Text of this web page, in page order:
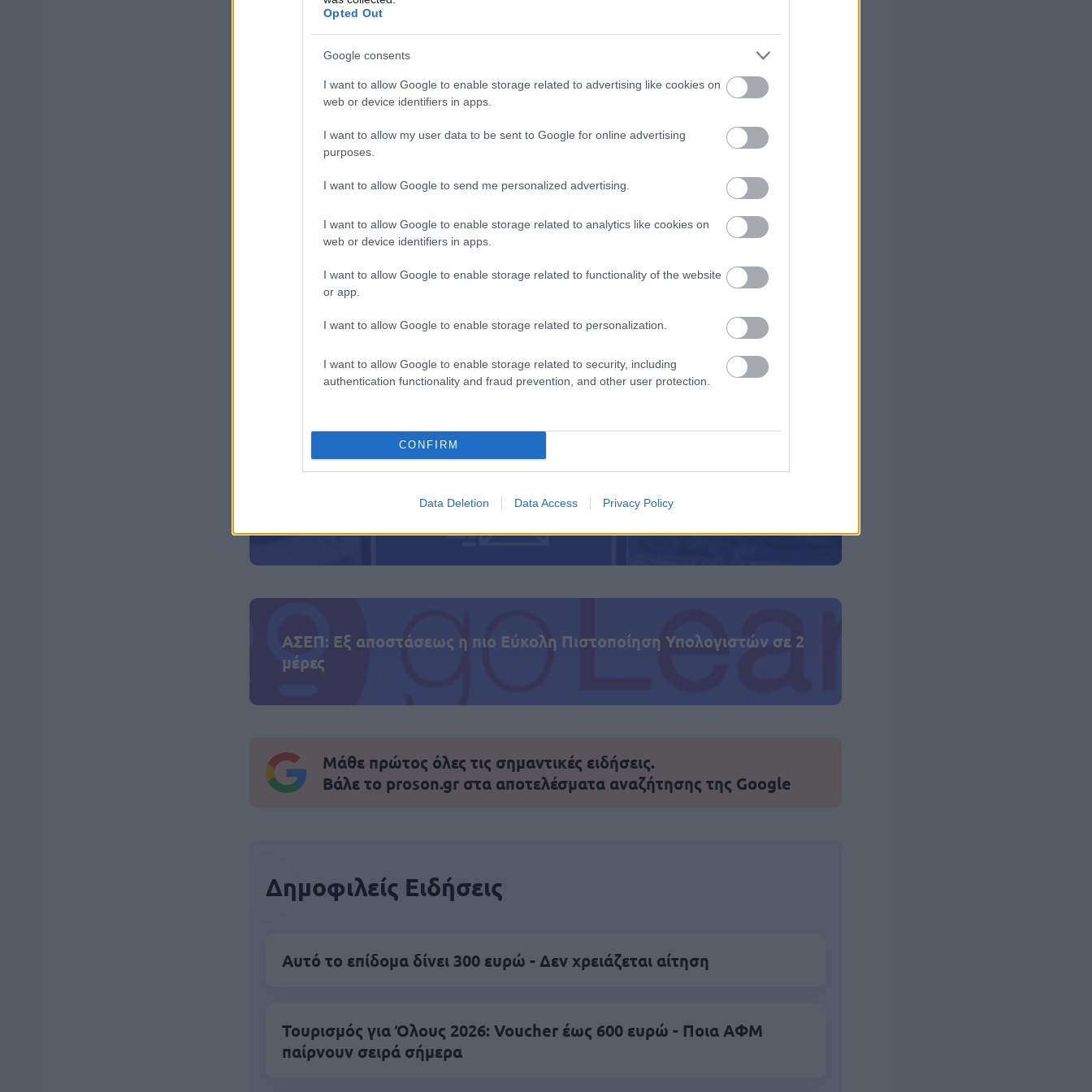
Opted Out
Google consents
I want to allow Google to enable storage related to advertising like cookies on
web or device identifiers in apps.
I want to allow my user data to be sent to Google for online advertising
purposes.
I want to allow Google to send me personalized advertising.
I want to allow Google to enable storage related to analytics like cookies on
web or device identifiers in apps.
I want to allow Google to enable storage related to functionality of the website
or app.
I want to allow Google to enable storage related to personalization.
I want to allow Google to enable storage related to security, including
authentication functionality and fraud prevention, and other user protection.
CONFIRM
Data Deletion Data Access Privacy Policy
Μετά το τριήμερο του Αγίου Πνεύματος, μαθητές και εκπαιδευτικοί εισέρχονται στην
Το επόμενο διάστημα περιλαμβάνει:
Ολοκλήρωση της διδακτέας ύλης
Προαγωγικές και απολυτήριες εξετάσεις
Διαδικασίες λήξης σχολικού έτους
Προετοιμασία για τις καλοκαιρινές διακοπές
Για πολλούς μαθητές, το συγκεκριμένο τριήμερο σηματοδοτεί και την πρώτη
πρώτο μπάνιο στη θάλασσα, εφόσον το επιτρέψουν οι καιρικές συνθήκες.
αργίες, Παιδεία, τριήμερο
ΑΣΕΠ: Εξ αποστάσεως η πιο Εύκολη Πιστοποίηση Υπολογιστών σε 2
μέρες
Μάθε πρώτος όλες τις σημαντικές ειδήσεις.
Βάλε το proson.gr στα αποτελέσματα αναζήτησης της Google
Δημοφιλείς Ειδήσεις
Αυτό το επίδομα δίνει 300 ευρώ - Δεν χρειάζεται αίτηση
Τουρισμός για Όλους 2026: Voucher έως 600 ευρώ - Ποια ΑΦΜ
παίρνουν σειρά σήμερα